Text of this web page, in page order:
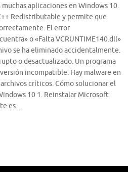
aplicaciones en Windows 10.
Redistributable y permite que
El error
o «Falta VCRUNTIME140.dll»
se ha eliminado accidentalmente.
o desactualizado. Un programa
incompatible. Hay malware en
críticos. Cómo solucionar el
10 1. Reinstalar Microsoft
es…